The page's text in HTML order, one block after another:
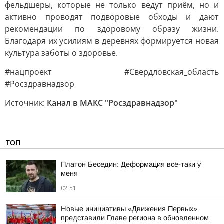
фельдшеры, которые не только ведут приём, но и
активно проводят подворовые обходы и дают
рекомендации по здоровому образу жизни.
Благодаря их усилиям в деревнях формируется новая
культура заботы о здоровье.
#нацпроект #Свердловская_область
#Росздравнадзор
Источник: Канал в МАКС "Росздравнадзор"
ТОП
Платон Беседин: Деформация всё-таки у
меня
02:51
Новые инициативы «Движения Первых»
представили Главе региона в обновленном